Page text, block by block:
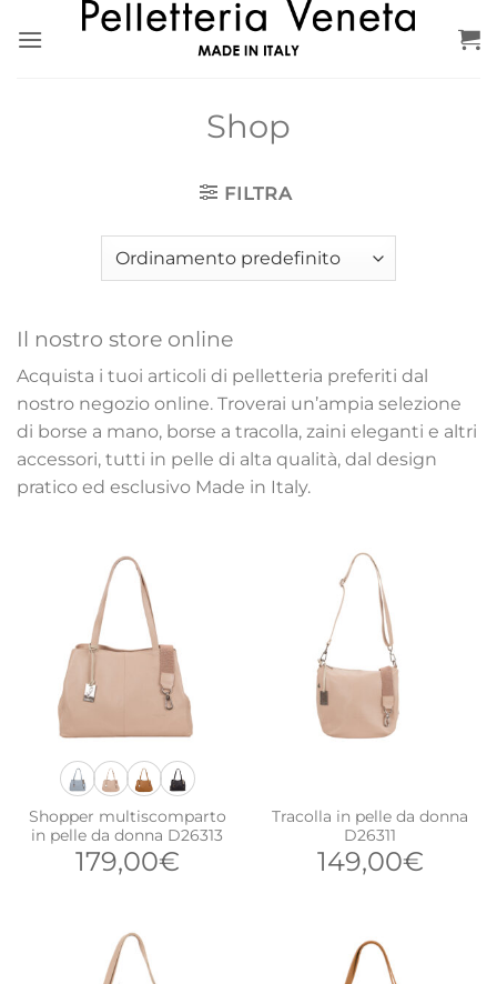
Shop
FILTRA
Il nostro store online
Acquista i tuoi articoli di pelletteria preferiti dal
nostro negozio online. Troverai un’ampia selezione
di borse a mano, borse a tracolla, zaini eleganti e altri
accessori, tutti in pelle di alta qualità, dal design
pratico ed esclusivo Made in Italy.
Shopper multiscomparto
in pelle da donna D26313
179,00€
Tracolla in pelle da donna
D26311
149,00€